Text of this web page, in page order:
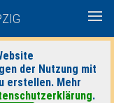
der Nutzung mit
erstellen. Mehr
.
| Detaillierte Suche